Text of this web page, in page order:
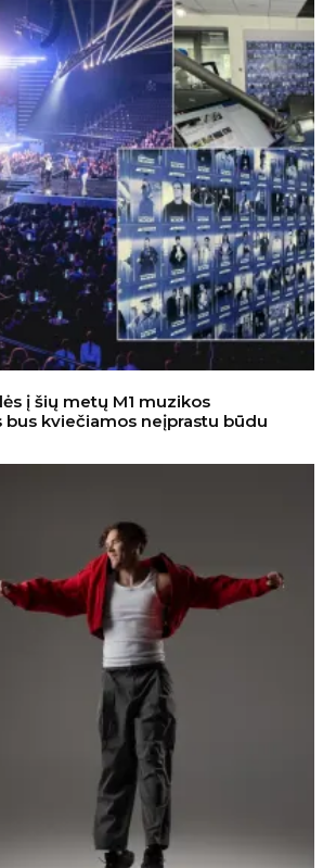
į šių metų M1 muzikos
kviečiamos neįprastu būdu